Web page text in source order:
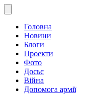
Головна
Новини
Блоги
Проекти
Фото
Досьє
Війна
Допомога армії